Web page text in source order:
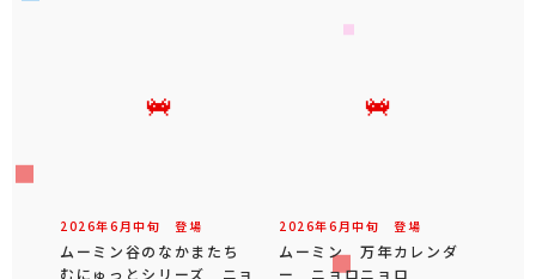
2026年6 月中旬 登場
ムーミン谷のなかまたち
むにゅっとシリーズ ニョ
2026年6 月中旬 登場
ムーミン 万年カレンダ
ー ニョロニョロ